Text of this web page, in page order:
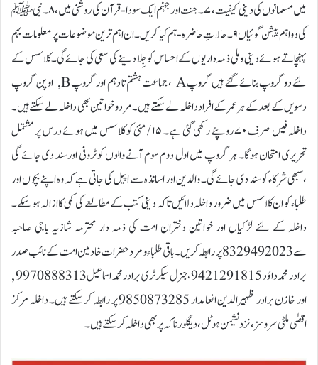
میں مسلمانوں کی دینی کیفیت، ۷۔ جنت اور جہنم ایک سودا- قرآن کی روشنی میں، ۸۔ نبیﷺ
کی دو اہم پیشن گوئیاں ۹۔ حالاتِ حاضرہ-ہم کیا کریں۔ ان اہم ترین موضوعات پر معلومات بہم
پہنچاتے ہوئے دینی و ملی ذمہ داریوں کے احساس کو جِلا دینے کی سعی کی جائے گی۔کلاسس کے
لئے دو گروپ بنائے گئے ہیں گروپ A ، جماعت ہشتم تا دہم اور گروپ B, اوپن گروپ
دسویں کے بعد کے ہر عمر کے افراد داخلہ لے سکتے ہیں۔ مرد و خواتین بھی داخلہ لے سکتے ہیں۔
داخلہ فیس صرف ۷۰ روپئے رکھی گئی ہے۔ ۱۵ / مئی کو کلاسس میں ہوئے درس پر مشتمل
تحریری امتحان ہوگا۔ ہر گروپ میں اول دوم سوم آنے والوں کو ٹروفی اور سند دی جائے گی
،سبھی شرکاء کو سند دی جائے گی۔ والدین اور اساتذہ سے اپیل کی جاتی ہے کہ وہ اپنے بچوں اور
طلباء کو ان کلاسس میں ضرور داخلہ دلائیں تاکہ دینی کتب کے مطالعے کی کمی کا ازالہ ہو سکے۔
داخلہ کے لئے لڑکیاں اور خواتین دختران امت کی ذمہ دار محترمہ شازیہ باجی صاحبہ
سے 8329492023 پر رابطہ کریں۔باقی طلباء و مرد حضرات خادمین امت کے نائب صدر
برادر محمد داؤد 9421291815، جنرل سیکرٹری برادر محمد اسماعیل 9970888313 ,
اور خازن برادر ظہیرالدین انعامدار 9850873285 پر رابطہ کر سکتے ہیں۔ داخلہ مرکز
اقصٰی ملٹی سروسز، نزد نشیمن ہوٹل، دیگلور ناکہ پر بھی داخلہ کر سکتے ہیں۔